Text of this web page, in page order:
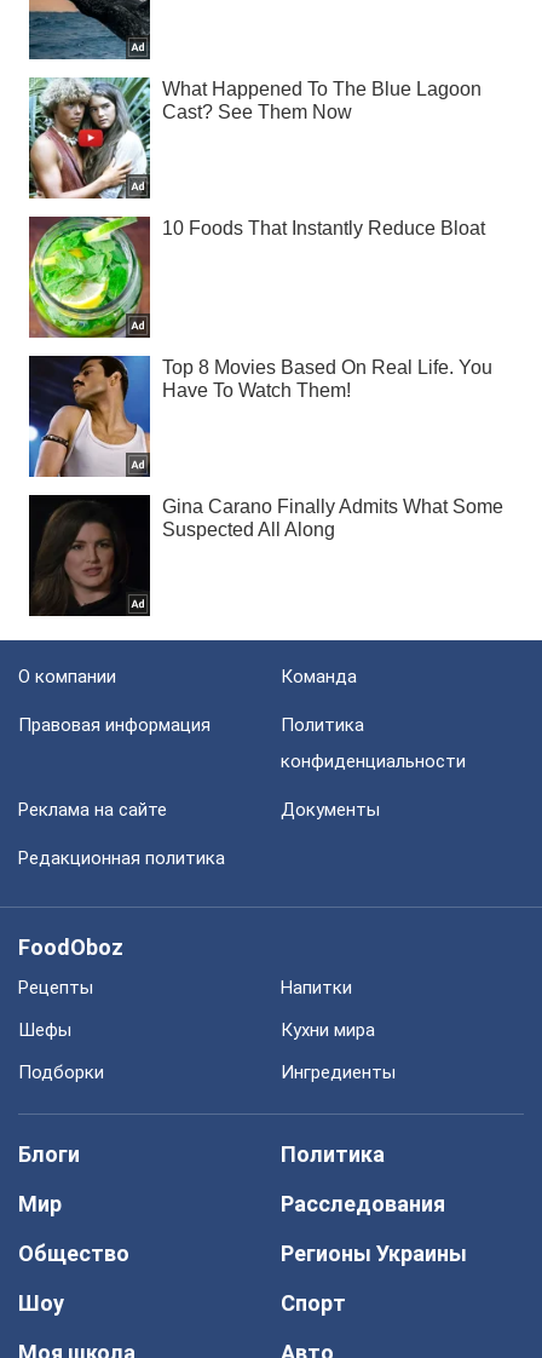
О компании Команда
Правовая информация
Политика
конфиденциальности
Реклама на сайте Документы
Редакционная политика
FoodOboz
Рецепты
Напитки
Шефы
Кухни мира
Подборки
Ингредиенты
Блоги
Политика
Мир
Расследования
Общество
Регионы Украины
Шоу
Спорт
Моя школа
Авто